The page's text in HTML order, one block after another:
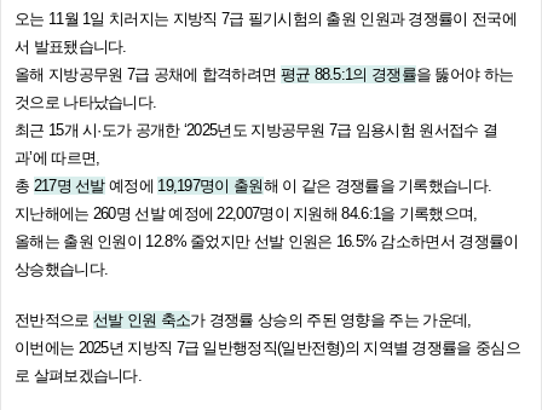
오는 11월 1일 치러지는 지방직 7급 필기시험의 출원 인원과 경쟁률이 전국에
서 발표됐습니다.
올해 지방공무원 7급 공채에 합격하려면 평균 88.5:1의 경쟁률을 뚫어야 하는
것으로 나타났습니다.
최근 15개 시·도가 공개한 ‘2025년도 지방공무원 7급 임용시험 원서접수 결
과’에 따르면,
총 217명 선발예정에 19,197명이 출원해 이 같은 경쟁률을 기록했습니다.
지난해에는 260명 선발 예정에 22,007명이 지원해 84.6:1을 기록했으며,
올해는 출원 인원이 12.8% 줄었지만 선발 인원은 16.5% 감소하면서 경쟁률이
상승했습니다.
전반적으로 선발 인원 축소가 경쟁률 상승의 주된 영향을 주는 가운데,
이번에는 2025년 지방직 7급 일반행정직(일반전형)의 지역별 경쟁률을 중심으
로 살펴보겠습니다.